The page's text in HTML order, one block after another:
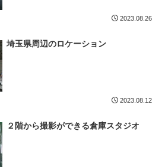
2023.08.26
埼玉県周辺のロケーション
2023.08.12
２階から撮影ができる倉庫スタジオ